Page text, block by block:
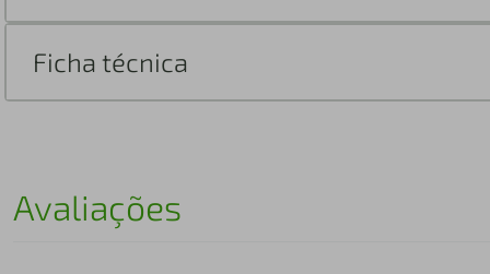
Ficha técnica
Avaliações